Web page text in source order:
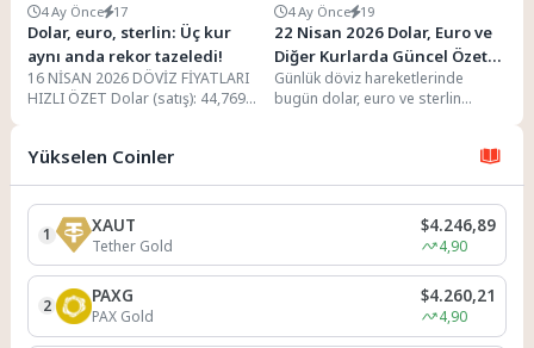
4 Ay Önce 17
Dolar, euro, sterlin: Üç kur
aynı anda rekor tazeledi!
16 NİSAN 2026 DÖVİZ FİYATLARI
HIZLI ÖZET Dolar (satış): 44,7690
4 Ay Önce 19
22 Nisan 2026 Dolar, Euro ve
Diğer Kurlarda Güncel Özeti
ve Piyasa Verileri
Günlük döviz hareketlerinde
bugün dolar, euro ve sterlin
Yükselen Coinler
1 XAUT
Tether Gold
$4.246,89
4,90
2 PAXG
PAX Gold
$4.260,21
4,90